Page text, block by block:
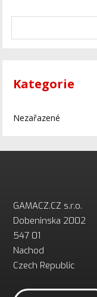
Kategorie
Nezařazené
GAMACZ.CZ s.r.o.
Dobeninska 2002
547 01
Nachod
Czech Republic